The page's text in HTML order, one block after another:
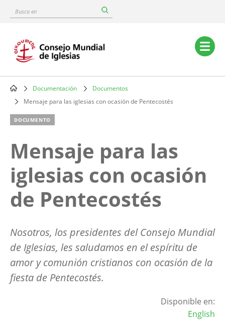
content
Busca
Main
navigation
Breadcrumb
Documentación
Documentos
Mensaje para las iglesias con ocasión de Pentecostés
DOCUMENTO
Mensaje para las
iglesias con ocasión
de Pentecostés
Nosotros, los presidentes del Consejo Mundial
de Iglesias, les saludamos en el espíritu de
amor y comunión cristianos con ocasión de la
fiesta de Pentecostés.
Disponible en:
English